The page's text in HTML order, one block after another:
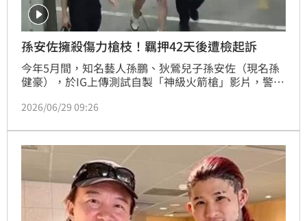
孫安佐擁殺傷力槍枝！羈押42天後遭檢起訴
今年5月間，知名藝人孫鵬、狄鶯兒子孫安佐（現名孫
健豪），於IG上傳測試自製「神級火箭槍」影片，警方
槍，認定孫安佐涉犯槍砲罪，向法院聲請羈押禁見獲
檢署依違反槍砲彈藥刀械管制條例等罪嫌，起訴孫安
佐、並移審士林地院。
2026/06/29 09:26